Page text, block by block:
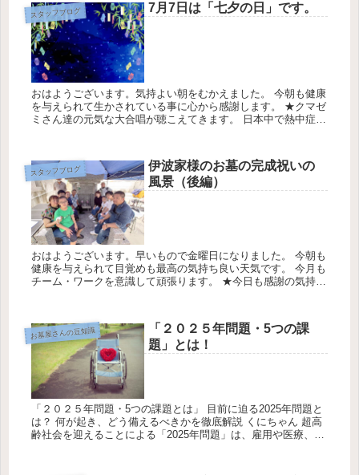
スタッフブログ 7月7日は「七夕の日」です。
おはようございます。気持よい朝をむかえました。 今朝も健康
を与えられて生かされている事に心から感謝します。 ★クマゼ
ミさん達の元気な大合唱が聴こえてきます。 日本中で熱中症の
スタッフブログ
伊波家様のお墓の完成祝いの
風景（後編）
おはようございます。早いもので金曜日になりました。 今朝も
健康を与えられて目覚めも最高の気持ち良い天気です。 今月も
チーム・ワークを意識して頑張ります。 ★今日も感謝の気持ち
お墓屋さんの豆知識
「２０２５年問題・5つの課
題」とは！
「２０２５年問題・5つの課題とは」 目前に迫る2025年問題と
は？ 何が起き、どう備えるべきかを徹底解説 くにちゃん 超高
齢社会を迎えることによる「2025年問題」は、雇用や医療、福